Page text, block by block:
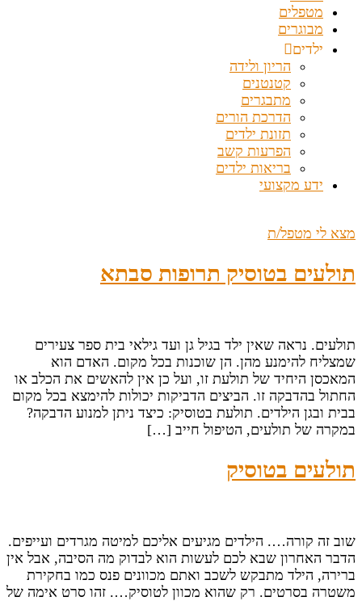
מטפלים
מבוגרים
ילדים
הריון ולידה
קטנטנים
מתבגרים
הדרכת הורים
תזונת ילדים
הפרעות קשב
בריאות ילדים
ידע מקצועי
מצא לי מטפל/ת
תולעים בטוסיק תרופות סבתא
תולעים. נראה שאין ילד בגיל גן ועד גילאי בית ספר צעירים
שמצליח להימנע מהן. הן שוכנות בכל מקום. האדם הוא
המאכסן היחיד של תולעת זו, ועל כן אין להאשים את הכלב או
החתול בהדבקה זו. הביצים הדביקות יכולות להימצא בכל מקום
בבית ובגן הילדים. תולעת בטוסיק: כיצד ניתן למנוע הדבקה?
במקרה של תולעים, הטיפול חייב […]
תולעים בטוסיק
שוב זה קורה…. הילדים מגיעים אליכם למיטה מגרדים ועייפים.
הדבר האחרון שבא לכם לעשות הוא לבדוק מה הסיבה, אבל אין
ברירה, הילד מתבקש לשכב ואתם מכוונים פנס כמו בחקירת
משטרה בסרטים. רק שהוא מכוון לטוסיק…. זהו סרט אימה של